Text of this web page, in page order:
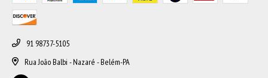
91 98737-5105
Rua João Balbi - Nazaré - Belém-PA